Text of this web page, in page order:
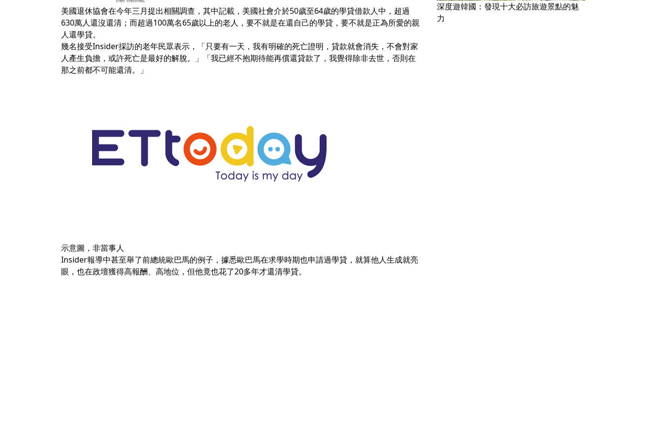
美國退休協會在今年三月提出相關調查，其中記載，美國社會介於50歲至64歲的學貸借款人中，超過
630萬人還沒還清；而超過100萬名65歲以上的老人，要不就是在還自己的學貸，要不就是正為所愛的親
人還學貸。
幾名接受Insider採訪的老年民眾表示，「只要有一天，我有明確的死亡證明，貸款就會消失，不會對家
人產生負擔，或許死亡是最好的解脫。」「我已經不抱期待能再償還貸款了，我覺得除非去世，否則在
那之前都不可能還清。」
示意圖，非當事人
Insider報導中甚至舉了前總統歐巴馬的例子，據悉歐巴馬在求學時期也申請過學貸，就算他人生成就亮
眼，也在政壇獲得高報酬、高地位，但他竟也花了20多年才還清學貸。
深度遊韓國：發現十大必訪旅遊景點的魅
力